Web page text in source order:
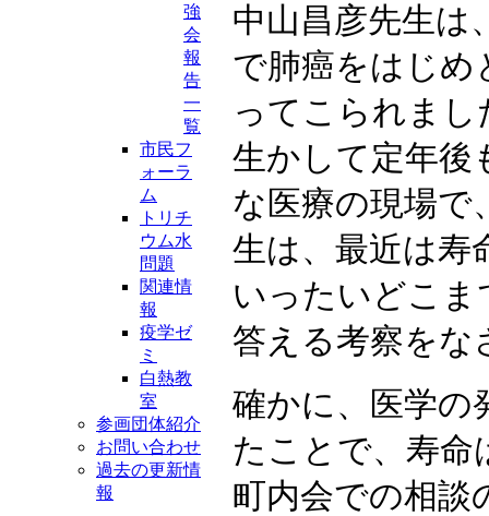
強
会
報
告
一
覧
市民フ
ォーラ
ム
トリチ
ウム水
問題
関連情
報
疫学ゼ
ミ
白熱教
室
参画団体紹介
お問い合わせ
過去の更新情
報
中山昌彦先生は
で肺癌をはじめ
ってこられま
生かして定年後
な医療の現場で
生は、最近は寿
いったいどこ
答える考察をな
確かに、医学の
たことで、寿命
町内会での相談